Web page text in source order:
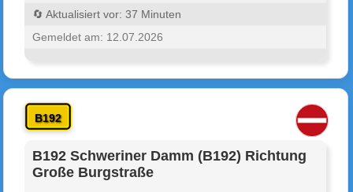
🔄 Aktualisiert vor: 37 Minuten
Gemeldet am: 12.07.2026
B192
B192 Schweriner Damm (B192) Richtung
Große Burgstraße